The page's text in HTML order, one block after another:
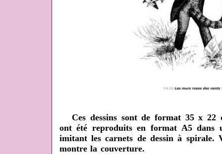
Ces dessins sont de format 35 x 22
ont été reproduits en format A5 dans
imitant les carnets de dessin à
montre la couverture.